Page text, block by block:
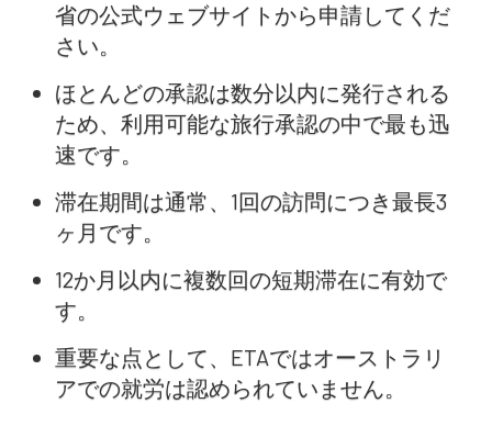
省の公式ウェブサイトから申請してくだ
さい。
ほとんどの承認は数分以内に発行される
ため、利用可能な旅行承認の中で最も迅
速です。
滞在期間は通常、1回の訪問につき最長3
ヶ月です。
12か月以内に複数回の短期滞在に有効で
す。
重要な点として、ETAではオーストラリ
アでの就労は認められていません。